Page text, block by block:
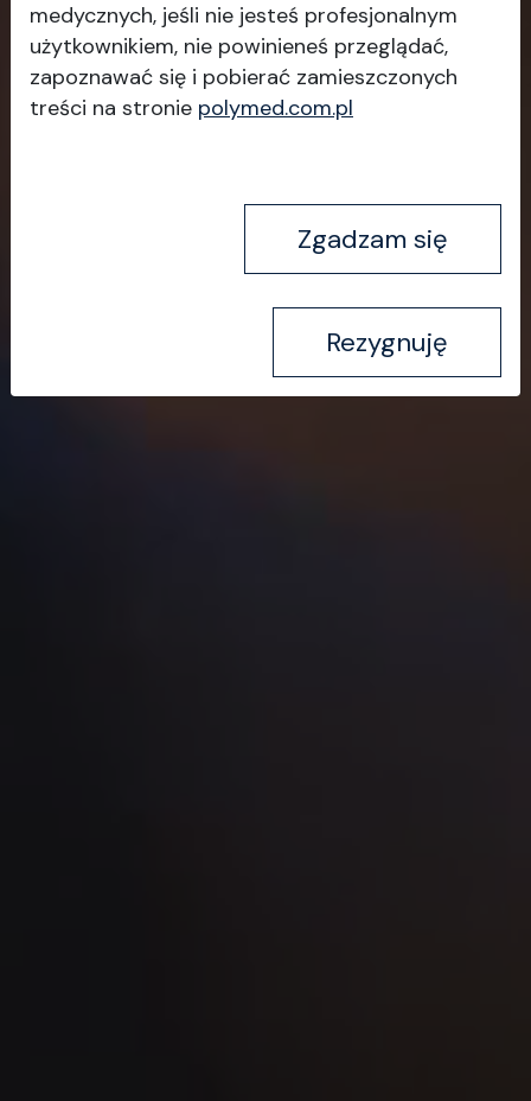
medycznych, jeśli nie jesteś profesjonalnym
użytkownikiem, nie powinieneś przeglądać,
zapoznawać się i pobierać zamieszczonych
treści na stronie polymed.com.pl
Zgadzam się
Rezygnuję